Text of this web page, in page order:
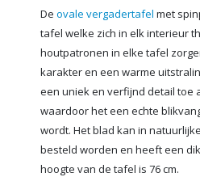
De ovale vergadertafel met
tafel welke zich in elk interieur
houtpatronen in elke tafel
karakter en een warme
een uniek en verfijnd detail toe
waardoor het een echte
wordt. Het blad kan in
besteld worden en heeft een
hoogte van de tafel is 76 cm.